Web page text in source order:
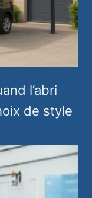
l’abri
de style